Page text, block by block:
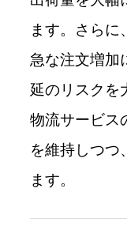
ます。さらに
急な注文増加
延のリスクを
物流サービス
を維持しつつ
ます。